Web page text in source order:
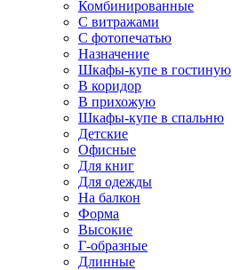
Комбинированные
С витражами
С фотопечатью
Назначение
Шкафы-купе в гостиную
В коридор
В прихожую
Шкафы-купе в спальню
Детские
Офисные
Для книг
Для одежды
На балкон
Форма
Высокие
Г-образные
Длинные